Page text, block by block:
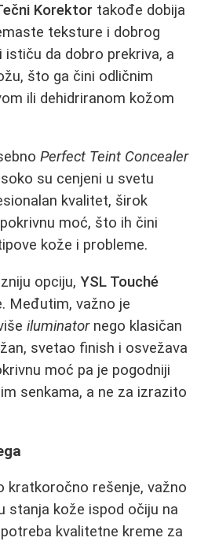
Korektor takođe dobija
teksture i dobrog
da dobro prekriva, a
što ga čini odličnim
ili dehidriranom kožom
Perfect Teint Concealer
su cenjeni u svetu
kvalitet, širok
moć, što ih čini
kože i probleme.
opciju, YSL Touché
Međutim, važno je
iluminatornego klasičan
svetao finish i osvežava
moć pa je pogodniji
senkama, a ne za izrazito
kratkoročno rešenje, važno
stanja kože ispod očiju na
kvalitetne kreme za